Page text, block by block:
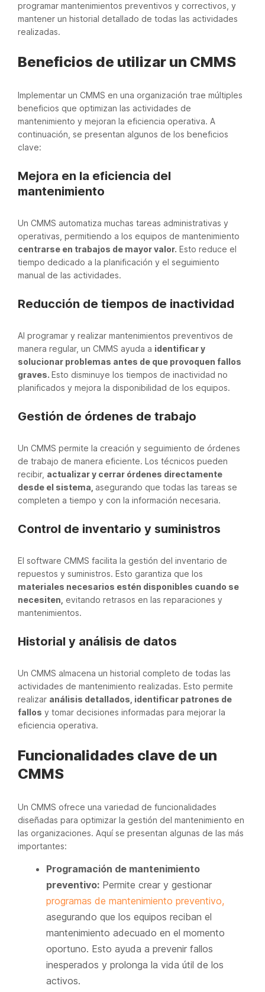
programar mantenimientos preventivos y correctivos, y
mantener un historial detallado de todas las actividades
realizadas.
Beneficios de utilizar un CMMS
Implementar un CMMS en una organización trae múltiples
beneficios que optimizan las actividades de
mantenimiento y mejoran la eficiencia operativa. A
continuación, se presentan algunos de los beneficios
clave:
Mejora en la eficiencia del
mantenimiento
Un CMMS automatiza muchas tareas administrativas y
operativas, permitiendo a los equipos de mantenimiento
centrarse en trabajos de mayor valor. Esto reduce el
tiempo dedicado a la planificación y el seguimiento
manual de las actividades.
Reducción de tiempos de inactividad
Al programar y realizar mantenimientos preventivos de
manera regular, un CMMS ayuda a identificar y
solucionar problemas antes de que provoquen fallos
graves. Esto disminuye los tiempos de inactividad no
planificados y mejora la disponibilidad de los equipos.
Gestión de órdenes de trabajo
Un CMMS permite la creación y seguimiento de órdenes
de trabajo de manera eficiente. Los técnicos pueden
recibir, actualizar y cerrar órdenes directamente
desde el sistema, asegurando que todas las tareas se
completen a tiempo y con la información necesaria.
Control de inventario y suministros
El software CMMS facilita la gestión del inventario de
repuestos y suministros. Esto garantiza que los
materiales necesarios estén disponibles cuando se
necesiten, evitando retrasos en las reparaciones y
mantenimientos.
Historial y análisis de datos
Un CMMS almacena un historial completo de todas las
actividades de mantenimiento realizadas. Esto permite
realizar análisis detallados, identificar patrones de
fallos y tomar decisiones informadas para mejorar la
eficiencia operativa.
Funcionalidades clave de un
CMMS
Un CMMS ofrece una variedad de funcionalidades
diseñadas para optimizar la gestión del mantenimiento en
las organizaciones. Aquí se presentan algunas de las más
importantes:
Programación de mantenimiento
preventivo: Permite crear y gestionar
programas de mantenimiento preventivo,
asegurando que los equipos reciban el
mantenimiento adecuado en el momento
oportuno. Esto ayuda a prevenir fallos
inesperados y prolonga la vida útil de los
activos.